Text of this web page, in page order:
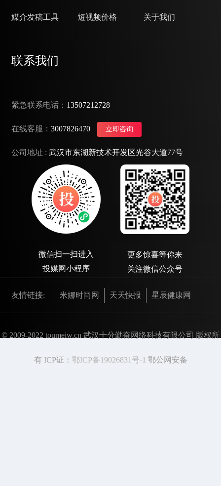
媒介发稿工具 短视频价格 关于我们
联系我们
紧急联系电话： 13507212728
在线客服： 3007826470 立即咨询
公司地址 : 武汉市东湖新技术开发区光谷大道77号
微信扫一扫进入
投媒网小程序
更多惊喜等你来
关注微信公众号
友情链接: 米娜时尚网 天天快报 星辰健康网
© 2009-2022 toumeiw.cn 武汉十分勤奋网络科技有限公司 版权所
有 ICP证： 鄂ICP备19026831号-1 鄂公网安备